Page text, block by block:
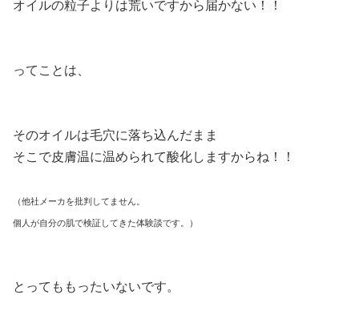
オイルの粒子よりは荒いですから届かない！！
ってことは、
そのオイルは毛穴に落ち込んだまま
そこで皮膚温に温められて酸化しますからね！！
（他社メーカを批判してません。
個人が自分の肌で検証してきた体験談です。）
とってももったいないです。